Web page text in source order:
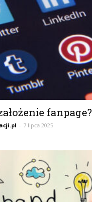
fanpage?
- 7 lipca 2025